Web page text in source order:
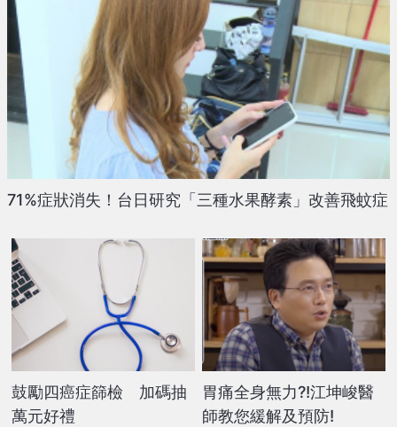
71%症狀消失！台日研究「三種水果酵素」改善飛蚊症
鼓勵四癌症篩檢 加碼抽
萬元好禮
胃痛全身無力?!江坤峻醫
師教您緩解及預防!